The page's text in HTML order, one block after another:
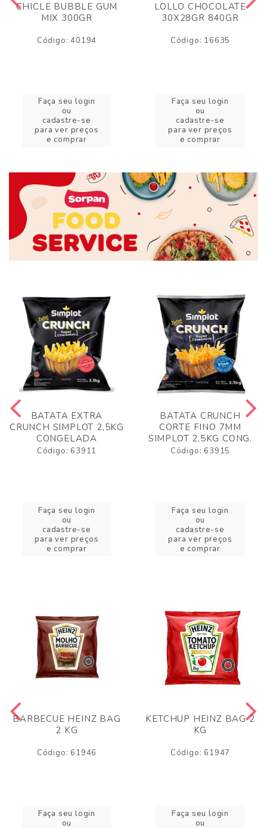
CHICLE BUBBLE GUM
MIX 300GR
Código: 40194
Faça seu login
ou
cadastre-se
para ver preços
e comprar
LOLLO CHOCOLATE
30X28GR 840GR
Código: 16635
Faça seu login
ou
cadastre-se
para ver preços
e comprar
BATATA EXTRA
CRUNCH SIMPLOT 2,5KG
CONGELADA
Código: 63911
Faça seu login
ou
cadastre-se
para ver preços
e comprar
BATATA CRUNCH
CORTE FINO 7MM
SIMPLOT 2,5KG CONG.
Código: 63915
Faça seu login
ou
cadastre-se
para ver preços
e comprar
BARBECUE HEINZ BAG
2 KG
Código: 61946
Faça seu login
ou
KETCHUP HEINZ BAG 2
KG
Código: 61947
Faça seu login
ou